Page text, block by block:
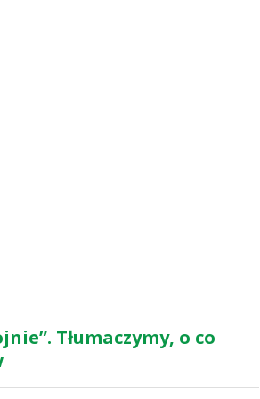
Tłumaczymy, o co